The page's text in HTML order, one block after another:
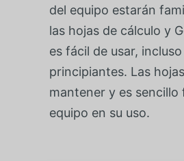
del equipo estarán
las hojas de cálculo y
es fácil de usar,
principiantes. Las
mantener y es sencillo
equipo en su uso.